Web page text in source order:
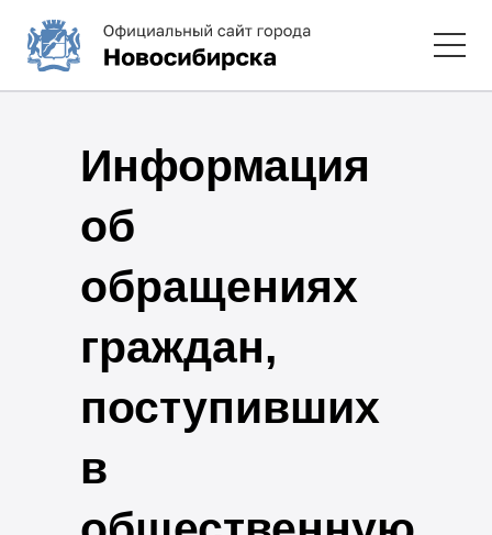
Информация
об
обращениях
граждан,
поступивших
в